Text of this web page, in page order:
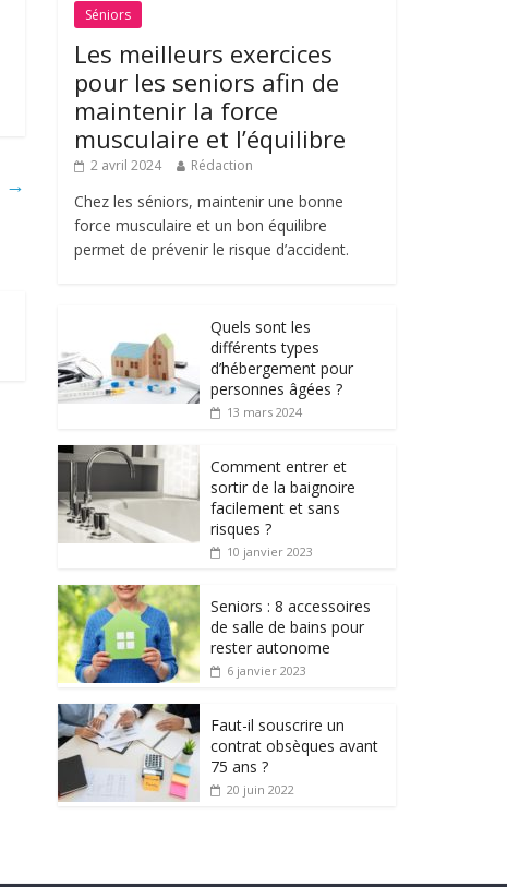
→
Séniors
Les meilleurs exercices
pour les seniors afin de
maintenir la force
musculaire et l’équilibre
2 avril 2024 Rédaction
Chez les séniors, maintenir une bonne
force musculaire et un bon équilibre
permet de prévenir le risque d’accident.
Quels sont les
différents types
d’hébergement pour
personnes âgées ?
13 mars 2024
Comment entrer et
sortir de la baignoire
facilement et sans
risques ?
10 janvier 2023
Seniors : 8 accessoires
de salle de bains pour
rester autonome
6 janvier 2023
Faut-il souscrire un
contrat obsèques avant
75 ans ?
20 juin 2022